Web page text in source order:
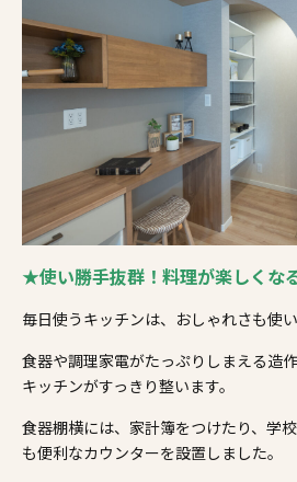
★使い勝手抜群！料理が楽しくな
毎日使うキッチンは、おしゃれさも使
食器や調理家電がたっぷりしまえる造
キッチンがすっきり整います。
食器棚横には、家計簿をつけたり、学
も便利なカウンターを設置しました。